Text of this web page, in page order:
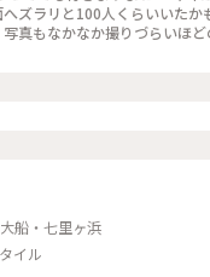
ズラリと100人くらいいた
真もなかなか撮りづらいほ
すれ違いも譲り合いでマ
船・七里ヶ浜
イル